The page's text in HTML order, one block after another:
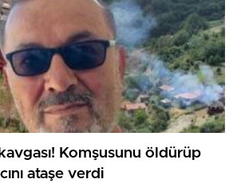
Komşusunu öldürüp
ataşe verdi